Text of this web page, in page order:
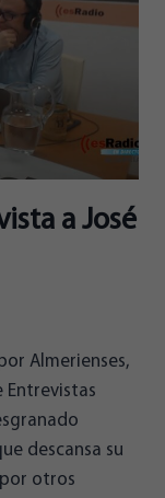
a José
Almerienses,
descansa su
otros